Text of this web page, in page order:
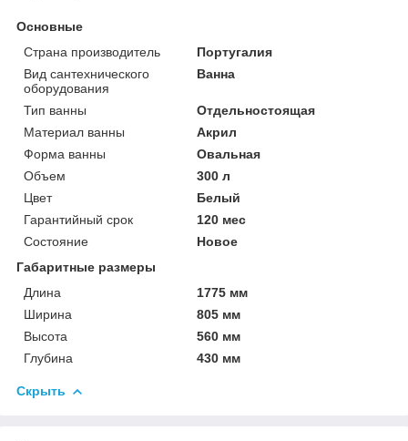
Основные
Страна производитель
Португалия
Вид сантехнического
оборудования
Ванна
Тип ванны
Отдельностоящая
Материал ванны
Акрил
Форма ванны
Овальная
Объем
300 л
Цвет
Белый
Гарантийный срок
120 мес
Состояние
Новое
Габаритные размеры
Длина
1775 мм
Ширина
805 мм
Высота
560 мм
Глубина
430 мм
Скрыть